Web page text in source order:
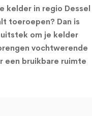
kelder in regio Dessel
toeroepen? Dan is
om je kelder
vochtwerende
een bruikbare ruimte